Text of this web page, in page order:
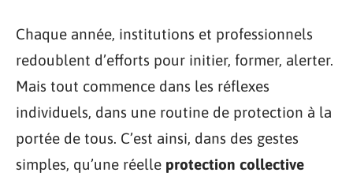
Chaque année, institutions et professionnels
redoublent d’efforts pour initier, former, alerter.
Mais tout commence dans les réflexes
individuels, dans une routine de protection à la
portée de tous. C’est ainsi, dans des gestes
simples, qu’une réelle protection collective